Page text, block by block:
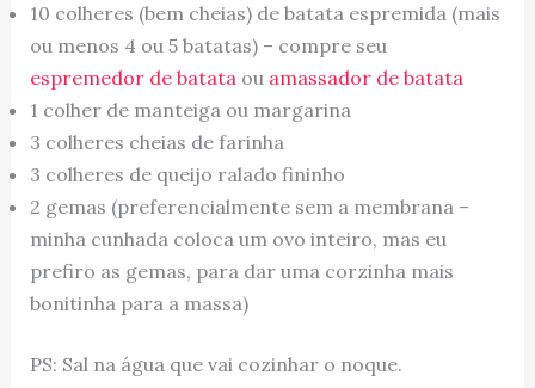
10 colheres (bem cheias) de batata espremida (mais
ou menos 4 ou 5 batatas) – compre seu
espremedor de batataou amassador de batata
1 colher de manteiga ou margarina
3 colheres cheias de farinha
3 colheres de queijo ralado fininho
2 gemas (preferencialmente sem a membrana –
minha cunhada coloca um ovo inteiro, mas eu
prefiro as gemas, para dar uma corzinha mais
bonitinha para a massa)
PS: Sal na água que vai cozinhar o noque.